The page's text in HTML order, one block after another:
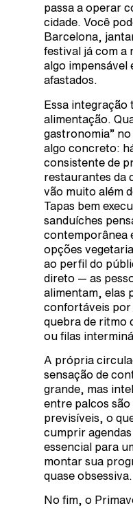
passa a operar
cidade. Você
Barcelona,
festival já com a
algo impensável
afastados.
Essa integração
alimentação.
gastronomia”
algo concreto:
consistente de
restaurantes da
vão muito além
Tapas bem
sanduíches
contemporânea
opções
ao perfil do
direto — as
alimentam, elas
confortáveis por
quebra de ritmo
ou filas
A própria
sensação de
grande, mas
entre palcos
previsíveis, o
cumprir
essencial para
montar sua
quase obsessiva.
No fim, o